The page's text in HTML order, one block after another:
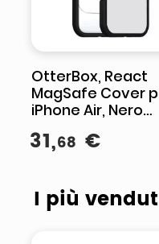
OtterBox, React
MagSafe Cover
iPhone Air, Nero
Trasparente,
31,68 €
I più